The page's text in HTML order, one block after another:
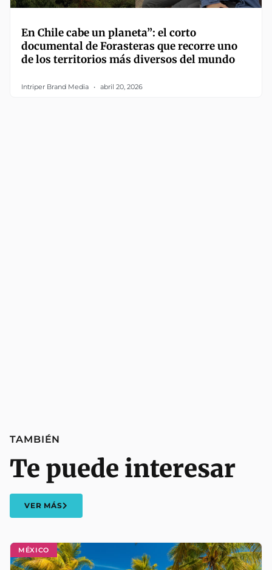
En Chile cabe un planeta”: el corto
documental de Forasteras que recorre uno
de los territorios más diversos del mundo
Intriper Brand Media abril 20, 2026
MÉXICO
TAMBIÉN
Te puede interesar
VER MÁS